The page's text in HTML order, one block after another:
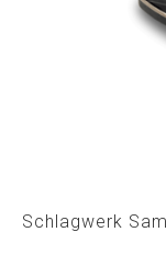
Schlagwerk